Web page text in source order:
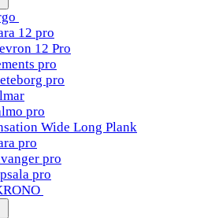
12 pro
12 Pro
pro
pro
pro
Wide Long Plank
pro
pro
pro